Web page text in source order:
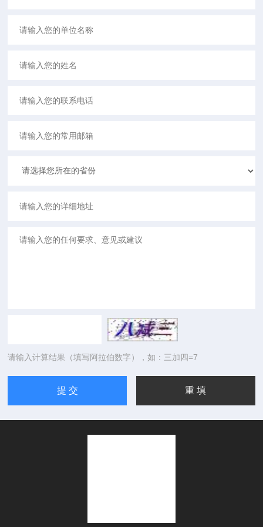
请输入计算结果（填写阿拉伯数字），如：三加四=7